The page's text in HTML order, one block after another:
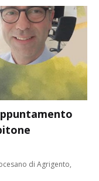
di Agrigento,